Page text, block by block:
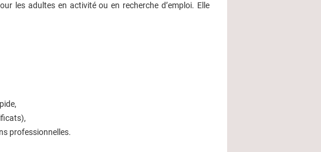
les adultes en activité ou en recherche d’emploi. Elle
professionnelles.